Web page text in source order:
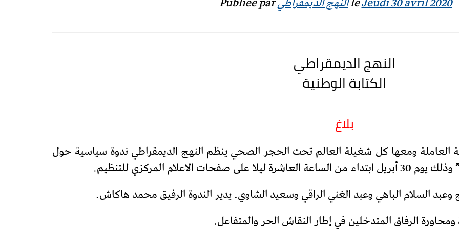
النهج الديمقراطي
الكتابة الوطنية
بلاغ
وذلك يوم 30 أبريل ابتداء من الساعة العاشرة ليلا على صفحات الاعلام المركزي للتنظيم.
السلام الباهي وعبد الغني الراقي وسعيد الشاوي. يدير الندوة الرفيق محمد هاكاش.